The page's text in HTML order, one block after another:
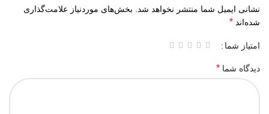
نشانی ایمیل شما منتشر نخواهد شد.
بخش‌های موردنیاز علامت‌گذاری
شده‌اند *
امتیاز شما
دیدگاه شما *